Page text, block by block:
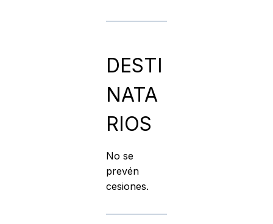
DESTI
NATA
RIOS
No se
prevén
cesiones.